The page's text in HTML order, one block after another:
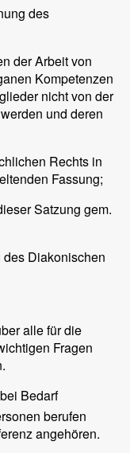
des
der Arbeit von
Kompetenzen
nicht von der
und deren
Rechts in
Fassung;
Satzung gem.
Diakonischen
alle für die
Fragen
Bedarf
berufen
angehören.